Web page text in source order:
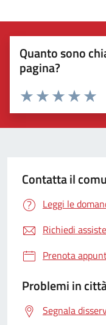
Quanto sono
pagina?
Valuta 4
Valuta 3
Valuta 2 stelle
Valuta 1 stelle su 5
Contatta il
Leggi le
Richiedi
Prenota
Problemi in
Segnala